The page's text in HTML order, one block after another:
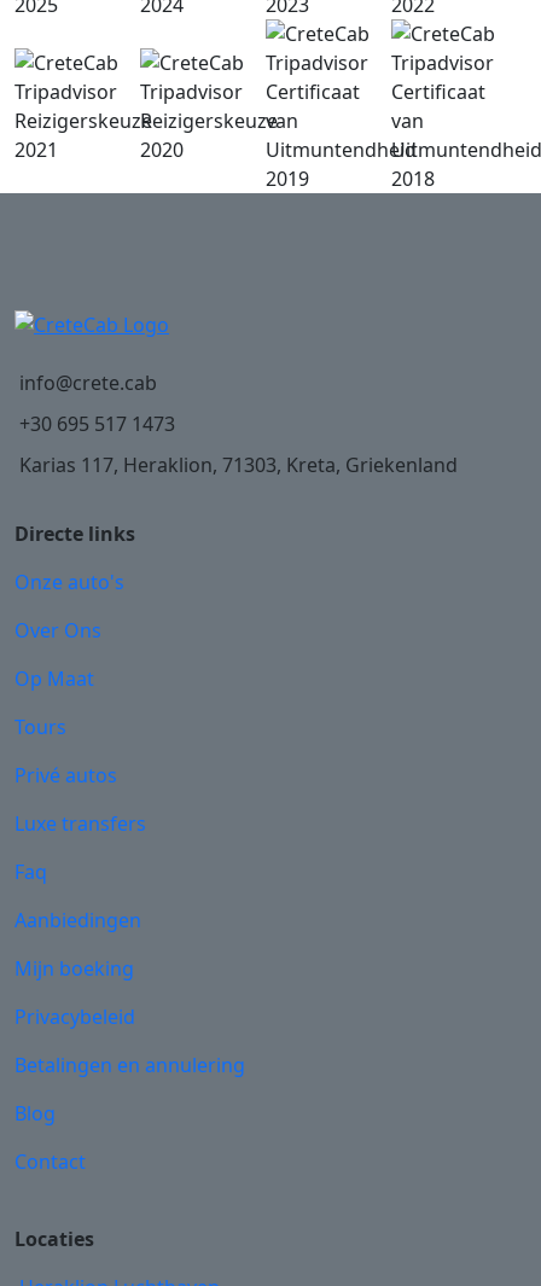
info@crete.cab
+30 695 517 1473
Karias 117, Heraklion, 71303, Kreta, Griekenland
Directe links
Onze auto's
Over Ons
Op Maat
Tours
Privé autos
Luxe transfers
Faq
Aanbiedingen
Mijn boeking
Privacybeleid
Betalingen en annulering
Blog
Contact
Locaties